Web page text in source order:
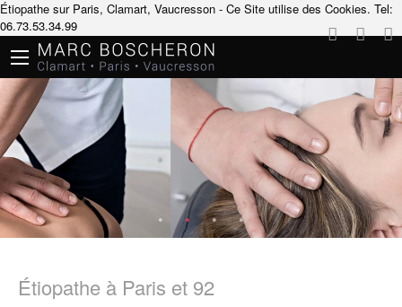
Étiopathe sur Paris, Clamart, Vaucresson - Ce Site utilise des Cookies. Tel:
06.73.53.34.99
Étiopathe à Paris et 92